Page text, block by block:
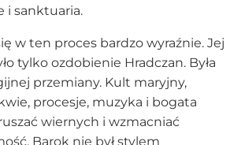
i sanktuaria.
w ten proces bardzo wyraźnie. Jej
tylko ozdobienie Hradczan. Była
przemiany. Kult maryjny,
procesje, muzyka i bogata
wiernych i wzmacniać
Barok nie był stylem